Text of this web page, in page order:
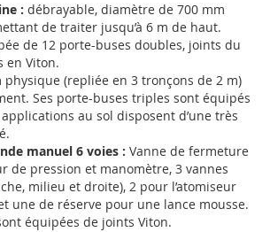
: débrayable, diamètre de 700 mm
de traiter jusqu’à 6 m de haut.
de 12 porte-buses doubles, joints du
en Viton.
physique (repliée en 3 tronçons de 2 m)
Ses porte-buses triples sont équipés
au sol disposent d’une très
manuel 6 voies : Vanne de fermeture
de pression et manomètre, 3 vannes
milieu et droite), 2 pour l’atomiseur
une de réserve pour une lance mousse.
équipées de joints Viton.